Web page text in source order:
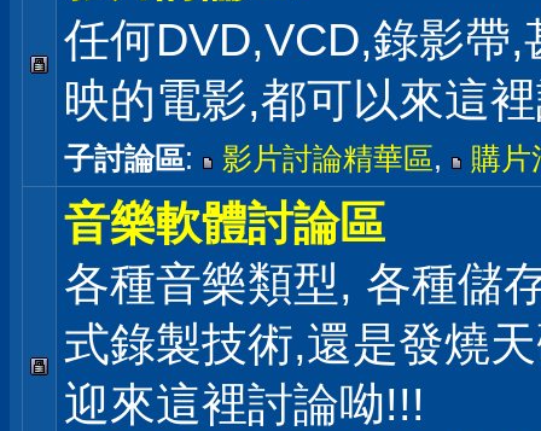
任何DVD,VCD,錄影帶,
映的電影,都可以來這
子討論區: 影片討論精華區, 購片
音樂軟體討論區
各種音樂類型, 各種儲
式錄製技術,還是發燒
迎來這裡討論呦!!!